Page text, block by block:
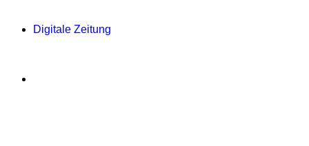
Digitale Zeitung